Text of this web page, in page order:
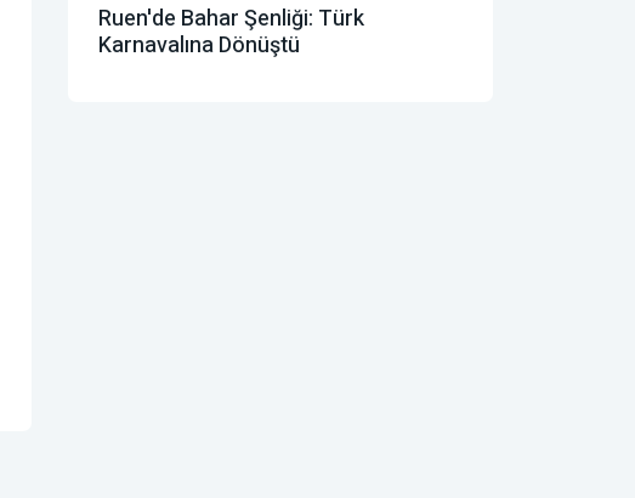
Ruen'de Bahar Şenliği: Türk
Karnavalına Dönüştü